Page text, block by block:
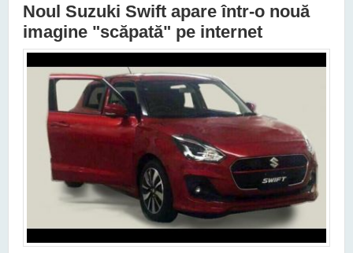
Noul Suzuki Swift apare într-o nouă
imagine "scăpată" pe internet